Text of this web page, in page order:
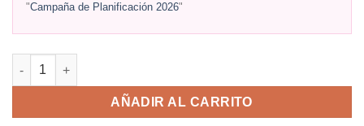
"Campaña de Planificación 2026"
AÑADIR AL CARRITO